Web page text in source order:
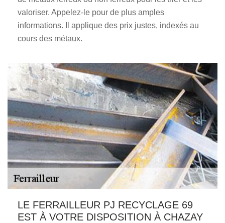
valoriser. Appelez-le pour de plus amples
informations. Il applique des prix justes, indexés au
cours des métaux.
LE FERRAILLEUR PJ RECYCLAGE 69
EST À VOTRE DISPOSITION À CHAZAY